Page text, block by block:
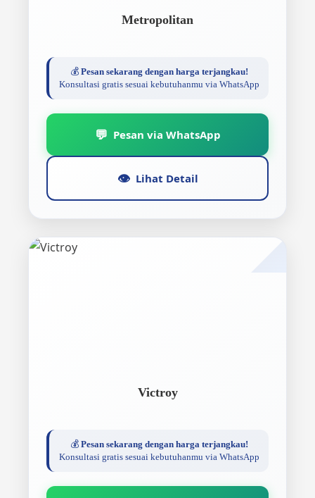
Metropolitan
💰 Pesan sekarang dengan harga terjangkau!
Konsultasi gratis sesuai kebutuhanmu via WhatsApp
💬 Pesan via WhatsApp
👁️ Lihat Detail
Victroy
💰 Pesan sekarang dengan harga terjangkau!
Konsultasi gratis sesuai kebutuhanmu via WhatsApp